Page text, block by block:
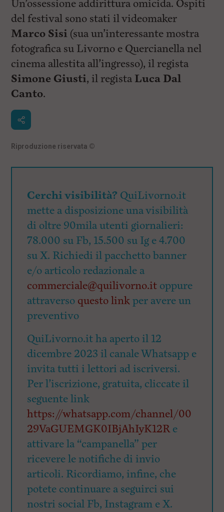
Un’ossessione addirittura omicida. Ospiti
del festival sono stati il videomaker
Marco Sisi (sua un’interessante mostra
fotografica su Livorno e Quercianella nel
cinema allestita all’ingresso), il regista
Simone Giusti, il regista Luca Dal
Canto.
Riproduzione riservata ©
Cerchi visibilità? QuiLivorno.it
mette a disposizione una visibilità
di oltre 90mila utenti giornalieri:
78.000 su Fb, 15.500 su Ig e 4.700
su X. Richiedi il pacchetto banner
e/o articolo redazionale a
commerciale@quilivorno.it oppure
attraverso questo linkper avere un
preventivo
QuiLivorno.it ha aperto il 12
dicembre 2023 il canale Whatsapp e
invita tutti i lettori ad iscriversi.
Per l’iscrizione, gratuita, cliccate il
seguente link
https://whatsapp.com/channel/00
29VaGUEMGK0IBjAhIyK12Re
attivare la “campanella” per
ricevere le notifiche di invio
articoli. Ricordiamo, infine, che
potete continuare a seguirci sui
nostri social Fb, Instagram e X.